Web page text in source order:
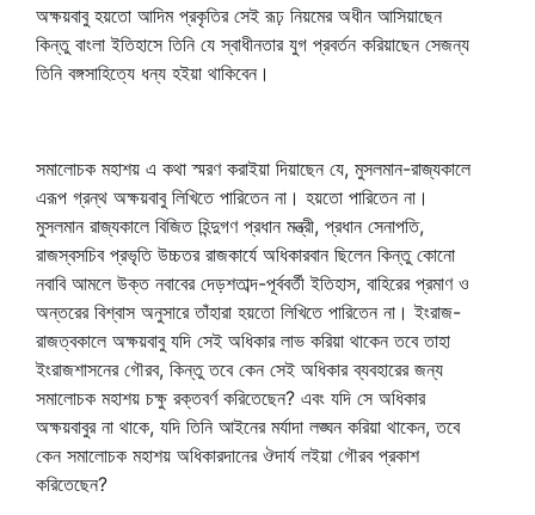
অক্ষয়বাবু হয়তো আদিম প্রকৃতির সেই রূঢ় নিয়মের অধীন আসিয়াছেন
কিন্তু বাংলা ইতিহাসে তিনি যে স্বাধীনতার যুগ প্রবর্তন করিয়াছেন সেজন্য
তিনি বঙ্গসাহিত্যে ধন্য হইয়া থাকিবেন।
সমালোচক মহাশয় এ কথা স্মরণ করাইয়া দিয়াছেন যে, মুসলমান-রাজ্যকালে
এরূপ গ্রন্থ অক্ষয়বাবু লিখিতে পারিতেন না। হয়তো পারিতেন না।
মুসলমান রাজ্যকালে বিজিত হিন্দুগণ প্রধান মন্ত্রী, প্রধান সেনাপতি,
রাজস্বসচিব প্রভৃতি উচ্চতর রাজকার্যে অধিকারবান ছিলেন কিন্তু কোনো
নবাবি আমলে উক্ত নবাবের দেড়শতাব্দ-পূর্ববর্তী ইতিহাস, বাহিরের প্রমাণ ও
অন্তরের বিশ্বাস অনুসারে তাঁহারা হয়তো লিখিতে পারিতেন না। ইংরাজ-
রাজত্বকালে অক্ষয়বাবু যদি সেই অধিকার লাভ করিয়া থাকেন তবে তাহা
ইংরাজশাসনের গৌরব, কিন্তু তবে কেন সেই অধিকার ব্যবহারের জন্য
সমালোচক মহাশয় চক্ষু রক্তবর্ণ করিতেছেন? এবং যদি সে অধিকার
অক্ষয়বাবুর না থাকে, যদি তিনি আইনের মর্যাদা লঙ্ঘন করিয়া থাকেন, তবে
কেন সমালোচক মহাশয় অধিকারদানের ঔদার্য লইয়া গৌরব প্রকাশ
করিতেছেন?